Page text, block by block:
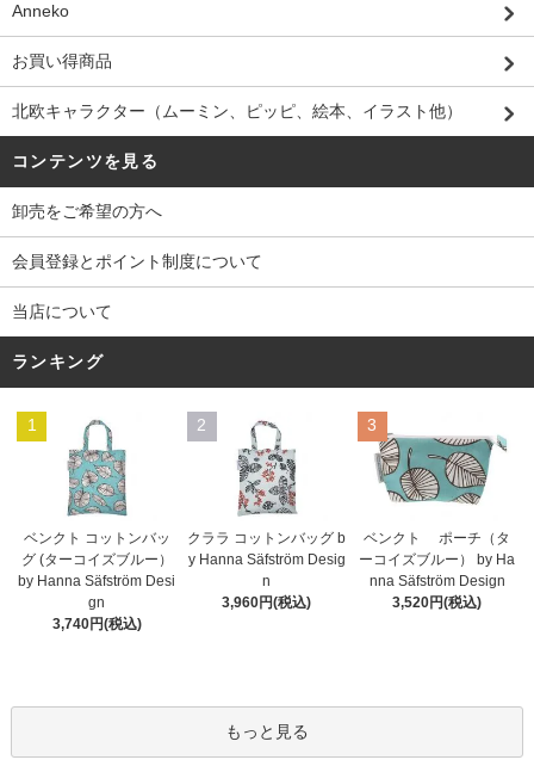
Anneko
お買い得商品
北欧キャラクター（ムーミン、ピッピ、絵本、イラスト他）
コンテンツを見る
卸売をご希望の方へ
会員登録とポイント制度について
当店について
ランキング
1
ベンクト コットンバッ
グ (ターコイズブルー）
by Hanna Säfström Desi
gn
3,740円(税込)
2
クララ コットンバッグ b
y Hanna Säfström Desig
n
3,960円(税込)
3
ベンクト ポーチ（タ
ーコイズブルー） by Ha
nna Säfström Design
3,520円(税込)
もっと見る